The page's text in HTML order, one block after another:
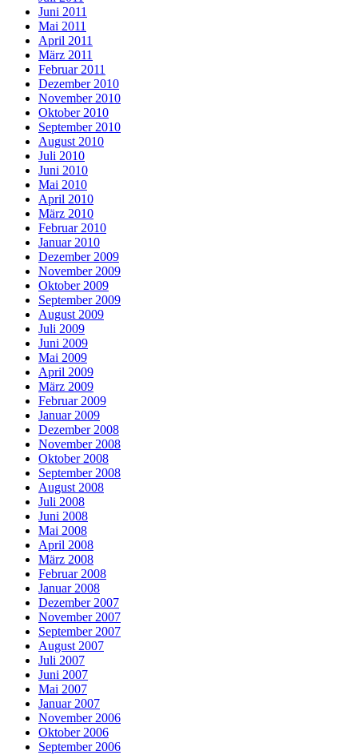
Juni 2011
Mai 2011
April 2011
März 2011
Februar 2011
Dezember 2010
November 2010
Oktober 2010
September 2010
August 2010
Juli 2010
Juni 2010
Mai 2010
April 2010
März 2010
Februar 2010
Januar 2010
Dezember 2009
November 2009
Oktober 2009
September 2009
August 2009
Juli 2009
Juni 2009
Mai 2009
April 2009
März 2009
Februar 2009
Januar 2009
Dezember 2008
November 2008
Oktober 2008
September 2008
August 2008
Juli 2008
Juni 2008
Mai 2008
April 2008
März 2008
Februar 2008
Januar 2008
Dezember 2007
November 2007
September 2007
August 2007
Juli 2007
Juni 2007
Mai 2007
Januar 2007
November 2006
Oktober 2006
September 2006